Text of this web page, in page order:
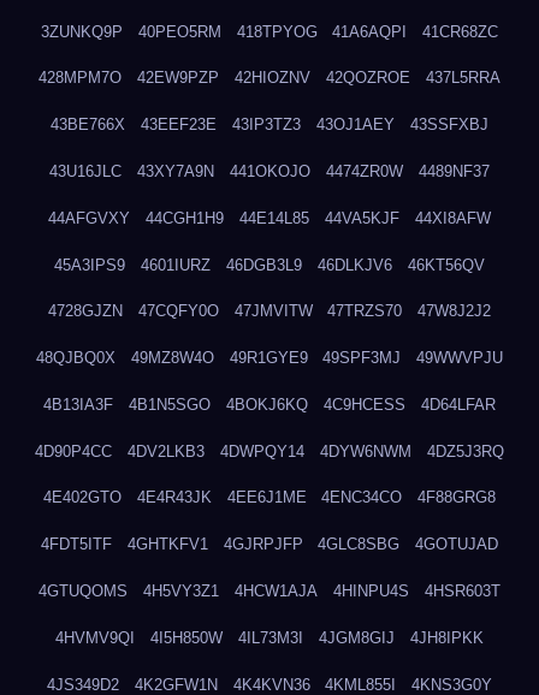
3ZUNKQ9P 40PEO5RM 418TPYOG 41A6AQPI 41CR68ZC
428MPM7O 42EW9PZP 42HIOZNV 42QOZROE 437L5RRA
43BE766X 43EEF23E 43IP3TZ3 43OJ1AEY 43SSFXBJ
43U16JLC 43XY7A9N 441OKOJO 4474ZR0W 4489NF37
44AFGVXY 44CGH1H9 44E14L85 44VA5KJF 44XI8AFW
45A3IPS9 4601IURZ 46DGB3L9 46DLKJV6 46KT56QV
4728GJZN 47CQFY0O 47JMVITW 47TRZS70 47W8J2J2
48QJBQ0X 49MZ8W4O 49R1GYE9 49SPF3MJ 49WWVPJU
4B13IA3F 4B1N5SGO 4BOKJ6KQ 4C9HCESS 4D64LFAR
4D90P4CC 4DV2LKB3 4DWPQY14 4DYW6NWM 4DZ5J3RQ
4E402GTO 4E4R43JK 4EE6J1ME 4ENC34CO 4F88GRG8
4FDT5ITF 4GHTKFV1 4GJRPJFP 4GLC8SBG 4GOTUJAD
4GTUQOMS 4H5VY3Z1 4HCW1AJA 4HINPU4S 4HSR603T
4HVMV9QI 4I5H850W 4IL73M3I 4JGM8GIJ 4JH8IPKK
4JS349D2 4K2GFW1N 4K4KVN36 4KML855I 4KNS3G0Y